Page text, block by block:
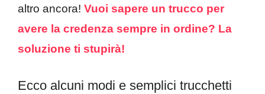
altro ancora! Vuoi sapere un trucco per
avere la credenza sempre in ordine? La
soluzione ti stupirà!
Ecco alcuni modi e semplici trucchetti